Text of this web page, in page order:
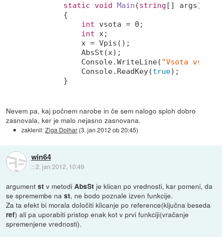
static void Main (string [] args)
        {
int vsota = 0 ;
int x;
            x = Vpis();
            AbsSt(x);
            Console.WriteLine(
"Vsota vseh
            Console.ReadKey(
true);
Nevem pa, kaj počnem narobe in če sem nalogo sploh dobro
zasnovala, ker je malo nejasno zasnovana.
zaklenil:Ziga Dolhar (3. jan 2012 ob 20:45)
win64
::2. jan 2012, 10:49
argumentst v metodiAbsSt je klican po vrednosti, kar pomeni, da
se spremembe nast, ne bodo poznale izven funkcije.
Za ta efekt bi morala določiti klicanje po reference(ključna beseda
ref) ali pa uporabiti pristop enak kot v prvi funkciji(vračanje
spremenjene vrednosti).